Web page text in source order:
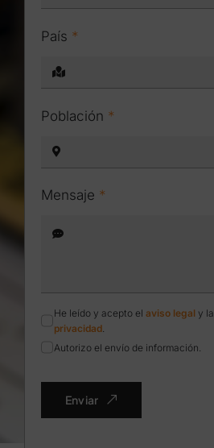
País *
Población *
Mensaje *
He leído y acepto elaviso legal y la
privacidad
Autorizo el envío de información.
Enviar